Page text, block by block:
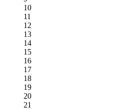
10
11
12
13
14
15
16
17
18
19
20
21